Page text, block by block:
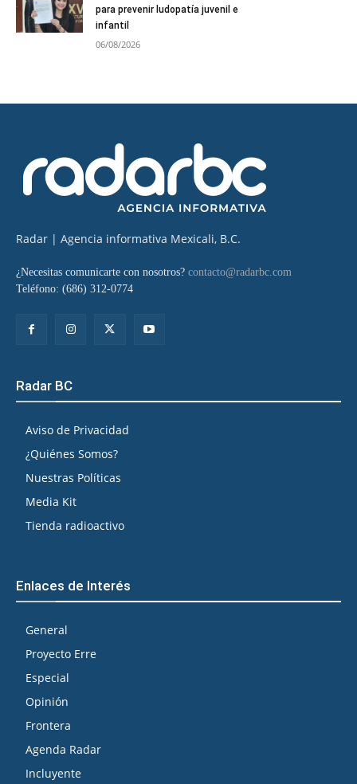
para prevenir ludopatía juvenil e
infantil
06/08/2026
Radar | Agencia informativa Mexicali, B.C.
¿Necesitas comunicarte con nosotros? contacto@radarbc.com
Teléfono: (686) 312-0774
Radar BC
Aviso de Privacidad
¿Quiénes Somos?
Nuestras Políticas
Media Kit
Tienda radioactivo
Enlaces de Interés
General
Proyecto Erre
Especial
Opinión
Frontera
Agenda Radar
Incluyente